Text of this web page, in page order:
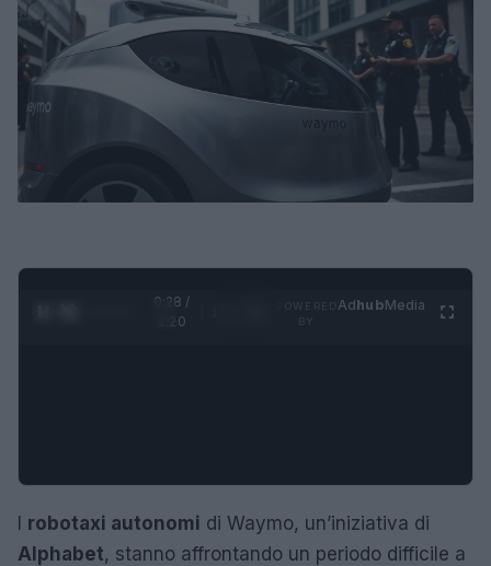
0:29 /
1:20
AdhubMedia
I robotaxi autonomi di Waymo, un’iniziativa di
Alphabet, stanno affrontando un periodo difficile a